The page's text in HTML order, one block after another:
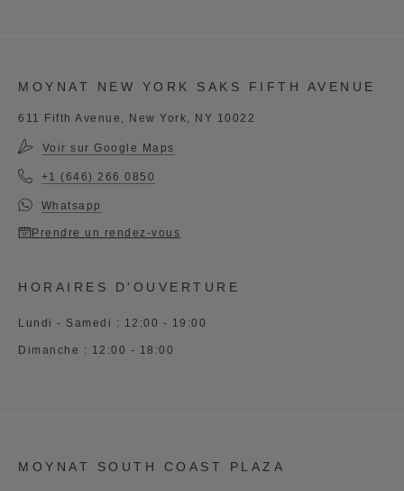
MOYNAT NEW YORK SAKS FIFTH AVENUE
611 Fifth Avenue, New York, NY 10022
Voir sur Google Maps
+1 (646) 266 0850
Whatsapp
Prendre un rendez-vous
HORAIRES D'OUVERTURE
Lundi - Samedi : 12:00 - 19:00
Dimanche : 12:00 - 18:00
MOYNAT SOUTH COAST PLAZA